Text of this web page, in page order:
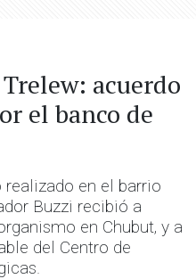
acuerdo
el banco de
en el barrio
Buzzi recibió a
en Chubut, y a
del Centro de